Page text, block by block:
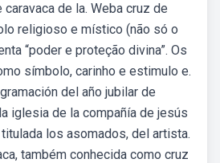
de la. Weba cruz de
religioso e místico (não só o
“poder e proteção divina”. Os
símbolo, carinho e estimulo e.
del año jubilar de
iglesia de la compañía de jesús
los asomados, del artista.
também conhecida como cruz